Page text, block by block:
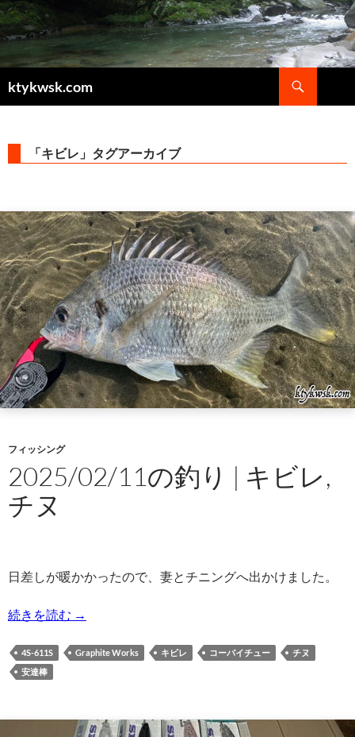
ktykwsk.com
索
ツ
キ
ッ
プ
「キビレ」タグアーカイブ
フィッシング
2025/02/11の釣り | キビレ,
チヌ
日差しが暖かかったので、妻とチニングへ出かけました。
続きを読む 2025/02/11の釣り | キビレ,チヌ
→
4S-611S Graphite Works キビレ コーバイチュー
チヌ
安達棒